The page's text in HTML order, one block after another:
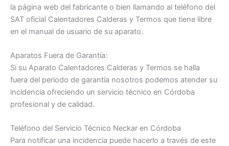
la página web del fabricante o bien llamando al teléfono del
SAT oficial Calentadores Calderas y Termos que tiene libre
en el manual de usuario de su aparato.
Aparatos Fuera de Garantía:
Si su Aparato Calentadores Calderas y Termos se halla
fuera del periodo de garantía nosotros podemos atender su
incidencia ofreciendo un servicio técnico en Córdoba
profesional y de calidad.
Teléfono del Servicio Técnico Neckar en Córdoba
Para notificar una incidencia puede hacerlo a través de este